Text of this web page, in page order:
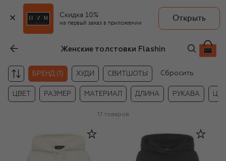
Скидка 10%
на первый заказ в приложении
Открыть
Женские толстовки Flashin
БРЕНД (1) ХУДИ СВИТШОТЫ Сбросить
ЦВЕТ РАЗМЕР МАТЕРИАЛ ДЛИНА РУКАВА
17 товаров